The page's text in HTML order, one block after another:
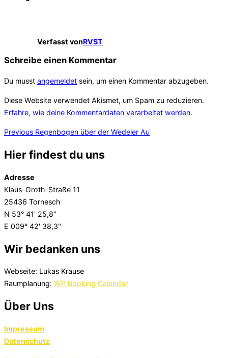
Verfasst vonRVST
Schreibe einen Kommentar
Du musst angemeldet sein, um einen Kommentar abzugeben.
Diese Website verwendet Akismet, um Spam zu reduzieren.
Erfahre, wie deine Kommentardaten verarbeitet werden.
Beitragsnavigation
Previous
Previous Regenbogen über der Wedeler Au
Hier findest du uns
Adresse
Klaus-Groth-Straße 11
25436 Tornesch
N 53° 41' 25,8''
E 009° 42' 38,3''
Wir bedanken uns
Webseite: Lukas Krause
Raumplanung: WP Booking Calendar
Über Uns
Impressum
Datenschutz